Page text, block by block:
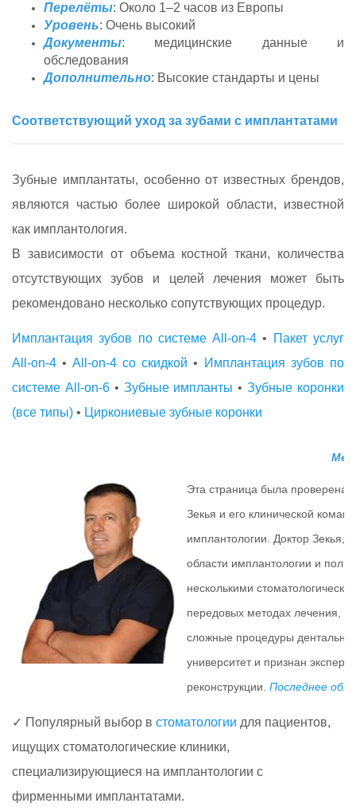
Перелёты: Около 1–2 часов из Европы
Уровень: Очень высокий
Документы: медицинские данные и
обследования
Дополнительно: Высокие стандарты и цены
Соответствующий уход за зубами с имплантатами
Зубные имплантаты, особенно от известных брендов,
являются частью более широкой области, известной
как имплантология.
В зависимости от объема костной ткани, количества
отсутствующих зубов и целей лечения может быть
рекомендовано несколько сопутствующих процедур.
Имплантация зубов по системе All-on-4 •
Пакет услуг
All-on-4 • All-on-4 со скидкой •
Имплантация зубов по
системе All-on-6• Зубные импланты •Зубные коронки
(все типы) • Циркониевые зубные коронки
Эта страница была проверена
Зекья и его клинической
имплантологии. Доктор
области имплантологии и
несколькими
передовых методах лечения,
сложные процедуры
университет и признан
реконструкции. Последнее
✓ Популярный выбор в стоматологии для пациентов,
ищущих стоматологические клиники,
специализирующиеся на имплантологии с
фирменными имплантатами.